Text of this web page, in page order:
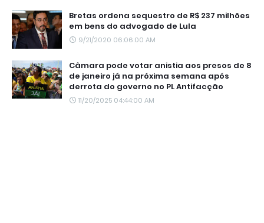
Bretas ordena sequestro de R$ 237 milhões
em bens do advogado de Lula
9/21/2020 06:06:00 AM
Câmara pode votar anistia aos presos de 8
de janeiro já na próxima semana após
derrota do governo no PL Antifacção
11/20/2025 04:44:00 AM